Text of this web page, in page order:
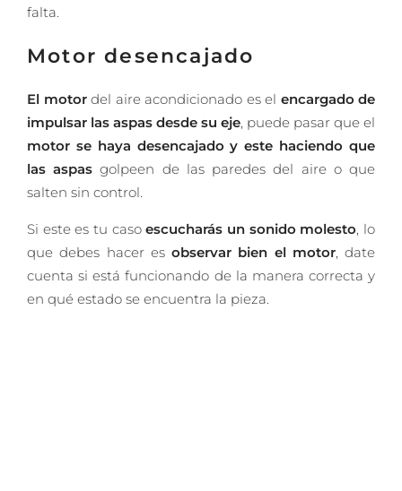
falta.
Motor desencajado
El motordel aire acondicionado es el encargado de
impulsar las aspas desde su eje, puede pasar que el
motor se haya desencajado y este haciendo que
las aspas golpeen de las paredes del aire o que
salten sin control.
Si este es tu casoescucharás un sonido molesto, lo
que debes hacer es observar bien el motor, date
cuenta si está funcionando de la manera correcta y
en qué estado se encuentra la pieza.